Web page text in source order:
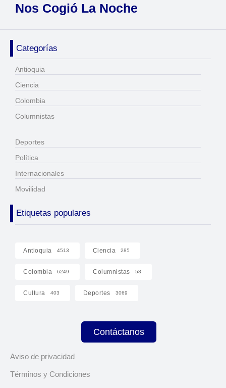
Nos Cogió La Noche
Categorías
Antioquia
Ciencia
Colombia
Columnistas
Deportes
Política
Internacionales
Movilidad
Etiquetas populares
Antioquia 4513 Ciencia 285
Colombia 6249 Columnistas 58
Cultura 403 Deportes 3069
Contáctanos
Aviso de privacidad
Términos y Condiciones